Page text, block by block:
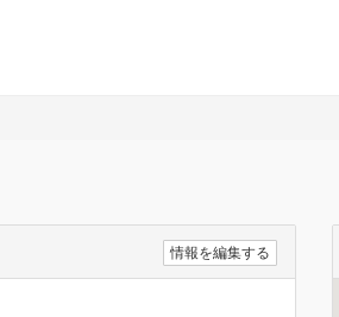
情報を編集する